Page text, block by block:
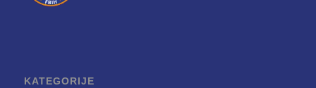
KATEGORIJE